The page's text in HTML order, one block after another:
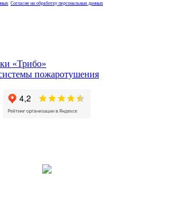
Согласие на обработку персональных данных
«Трибо»
пожаротушения